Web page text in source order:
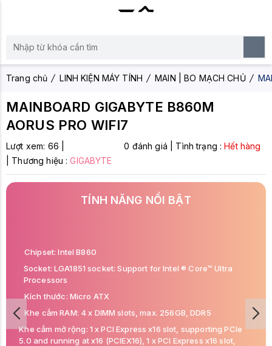
Trang chủ LINH KIỆN MÁY TÍNH MAIN | BO MẠCH CHỦ
MAINBOARD GIGABYTE B860M
AORUS PRO WIFI7
Lượt xem: 66 0 đánh giá Tình trạng :Hết hàng
Thương hiệu :GIGABYTE
TÍNH NĂNG NỔI BẬT
Chipset: Intel B860
Socket: LGA1851 socket: Support for Intel ® Core™ Ultra
Processors
Kích thước: Micro ATX
Khe cắm RAM: 4 x DIMM slots, max. 256GB, DDR5
Khe cắm mở rộng: 1 x PCI Express x16 slot, supporting PCIe
5.0 and running at x16 (PCIEX16), 1 x PCI Express x16 slot,